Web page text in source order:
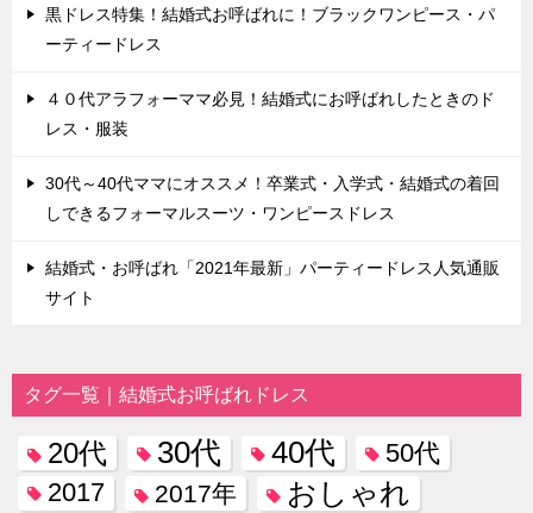
黒ドレス特集！結婚式お呼ばれに！ブラックワンピース・パ
ーティードレス
４０代アラフォーママ必見！結婚式にお呼ばれしたときのド
レス・服装
30代～40代ママにオススメ！卒業式・入学式・結婚式の着回
しできるフォーマルスーツ・ワンピースドレス
結婚式・お呼ばれ「2021年最新」パーティードレス人気通販
サイト
タグ一覧｜結婚式お呼ばれドレス
20代 30代 40代 50代
2017 2017年 おしゃれ